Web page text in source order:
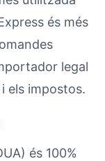
és més
legal
els impostos.
és 100%